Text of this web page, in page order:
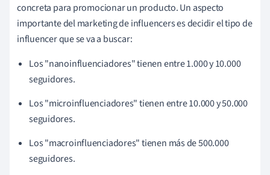
concreta para promocionar un producto. Un aspecto
importante del marketing de influencers es decidir el tipo de
influencer que se va a buscar:
Los "nanoinfluenciadores" tienen entre 1.000 y 10.000
seguidores.
Los "microinfluenciadores" tienen entre 10.000 y 50.000
seguidores.
Los "macroinfluenciadores" tienen más de 500.000
seguidores.